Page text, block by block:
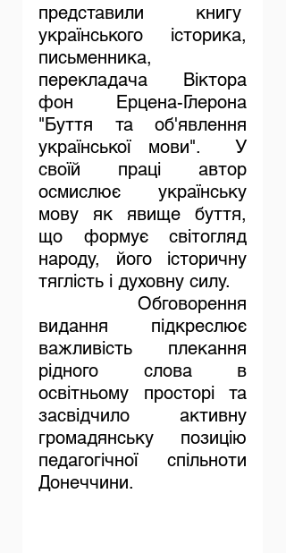
представили книгу
українського історика,
письменника,
перекладача Віктора
фон Ерцена-Глерона
"Буття та об'явлення
української мови".  У
своїй праці автор
осмислює українську
мову як явище буття,
що формує світогляд
народу, його історичну
тяглість і духовну силу.
видання  підкреслює
важливість плекання
рідного слова в
освітньому просторі та
засвідчило активну
громадянську позицію
педагогічної спільноти
Донеччини.